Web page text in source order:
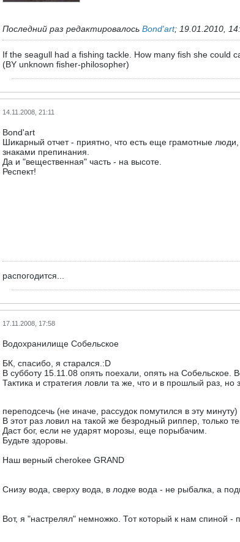
Последний раз редактировалось Bond'art; 19.01.2010,
If the seagull had a fishing tackle. How many fish she could
(BY unknown fisher-philosopher)
14.11.2008, 21:11
Bond'art
Шикарный отчет - приятно, что есть еще грамотные
знаками препинания.
Да и "вещественная" часть - на высоте.
Респект!
распогодится...
17.11.2008, 17:58
Водохранилище Собельское
БК, спасибо, я старался.:D
В субботу 15.11.08 опять поехали, опять на
Тактика и стратегия ловли та же, что и в прошлый раз,
переподсечь (не иначе, рассудок помутился в эту минуту)
В этот раз ловил на такой же безродный риппер, только
Даст бог, если не ударят морозы, еще порыбачим.
Будьте здоровы.
Наш верный cherokee GRAND
Снизу вода, сверху вода, в лодке вода - не рыбалка, а
Вот, я "настрелял" немножко. Тот который к нам спиной -